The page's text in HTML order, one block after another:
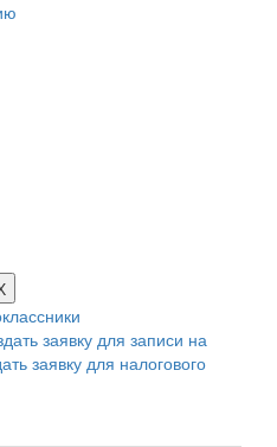
заявку для записи на
заявку для налогового